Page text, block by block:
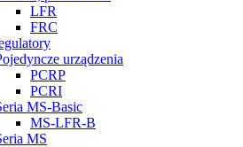
LFR
FRC
urządzenia
PCRP
PCRI
MS-Basic
MS-LFR-B
MS